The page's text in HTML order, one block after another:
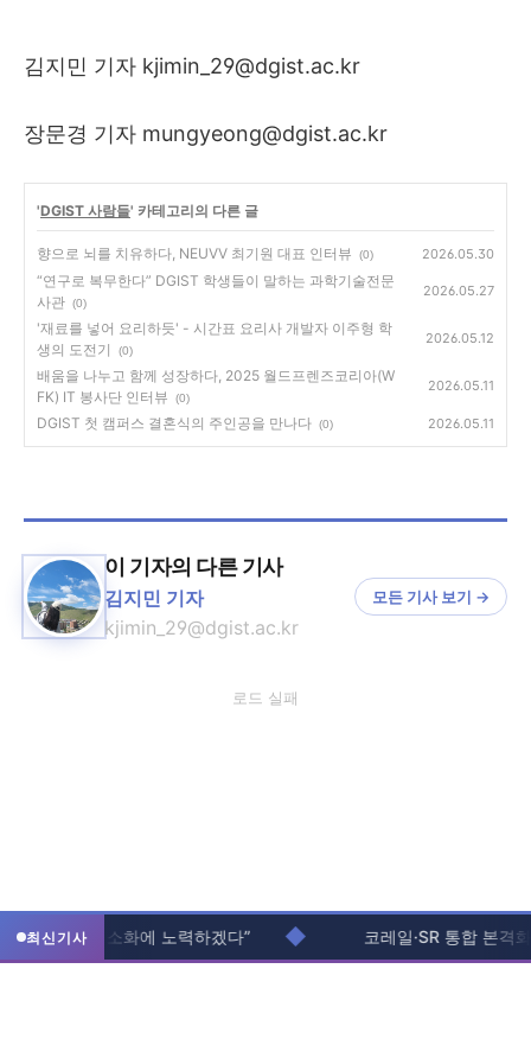
김지민 기자 kjimin_29@dgist.ac.kr
장문경 기자 mungyeong@dgist.ac.kr
'DGIST 사람들' 카테고리의 다른 글
향으로 뇌를 치유하다, NEUVV 최기원 대표 인터뷰 (0) 2026.05.30
“연구로 복무한다” DGIST 학생들이 말하는 과학기술전문
사관 (0)
2026.05.27
'재료를 넣어 요리하듯' - 시간표 요리사 개발자 이주형 학
생의 도전기
(0)
2026.05.12
배움을 나누고 함께 성장하다, 2025 월드프렌즈코리아(W
FK) IT 봉사단 인터뷰
(0)
2026.05.11
DGIST 첫 캠퍼스 결혼식의 주인공을 만나다 (0) 2026.05.11
이 기자의 다른 기사
김지민 기자
kjimin_29@dgist.ac.kr
모든 기사 보기 →
로드 실패
최신기사
불편 최소화에 노력하겠다” 코레일·SR 통합 본격화...